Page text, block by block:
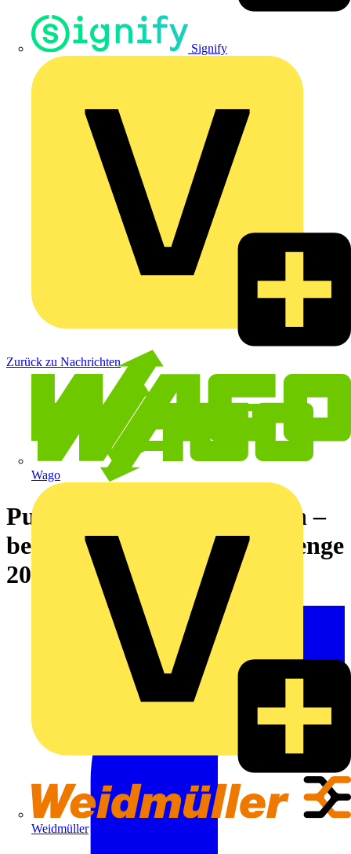
Signify
Wago
Weidmüller
Zurück zu Nachrichten
Punkte mit deiner Präzision –
bei der WAGO Darts Challenge
2025!